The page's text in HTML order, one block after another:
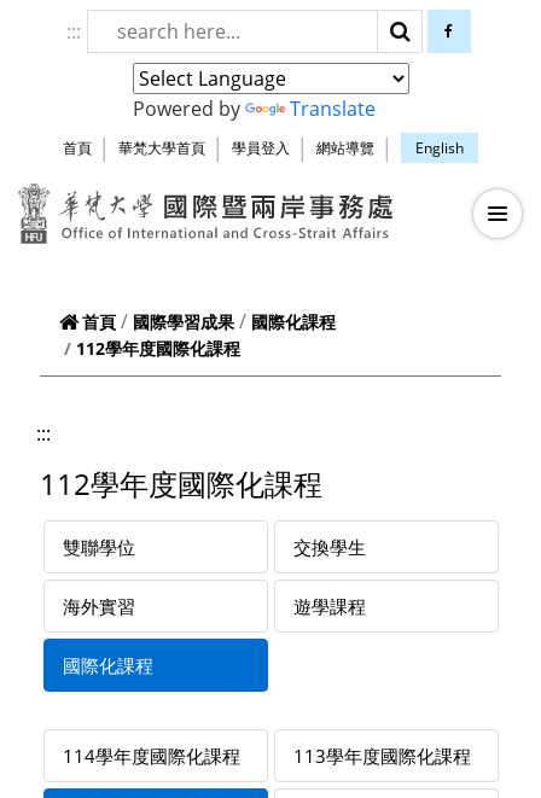
跳到頁面主要內容區
::: 搜尋 facebook
Powered by Translate
首頁 華梵大學首頁 學員登入 網站導覽 English
華梵大學智慧
—
—
—
首頁 國際學習成果
國際化課程
112學年度國際化課程
:::
112學年度國際化課程
雙聯學位 交換學生
海外實習 遊學課程
國際化課程
114學年度國際化課程 113學年度國際化課程